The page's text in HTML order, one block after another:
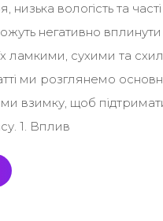
низька вологість та
негативно вплинути
їх ламкими, сухими та
ми розглянемо
взимку, щоб
1. Вплив